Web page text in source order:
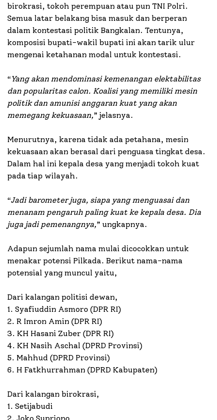
birokrasi, tokoh perempuan atau pun TNI Polri.
Semua latar belakang bisa masuk dan berperan
dalam kontestasi politik Bangkalan. Tentunya,
komposisi bupati-wakil bupati ini akan tarik ulur
mengenai ketahanan modal untuk kontestasi.
“Yang akan mendominasi kemenangan elektabilitas
dan popularitas calon. Koalisi yang memiliki mesin
politik dan amunisi anggaran kuat yang akan
memegang kekuasaan,” jelasnya.
Menurutnya, karena tidak ada petahana, mesin
kekuasaan akan berasal dari penguasa tingkat desa.
Dalam hal ini kepala desa yang menjadi tokoh kuat
pada tiap wilayah.
“Jadi barometer juga, siapa yang menguasai dan
menanam pengaruh paling kuat ke kepala desa. Dia
juga jadi pemenangnya,” ungkapnya.
Adapun sejumlah nama mulai dicocokkan untuk
menakar potensi Pilkada. Berikut nama-nama
potensial yang muncul yaitu,
Dari kalangan politisi dewan,
1. Syafiuddin Asmoro (DPR RI)
2. R Imron Amin (DPR RI)
3. KH Hasani Zuber (DPR RI)
4. KH Nasih Aschal (DPRD Provinsi)
5. Mahhud (DPRD Provinsi)
6. H Fatkhurrahman (DPRD Kabupaten)
Dari kalangan birokrasi,
1. Setijabudi
2. Joko Supriono